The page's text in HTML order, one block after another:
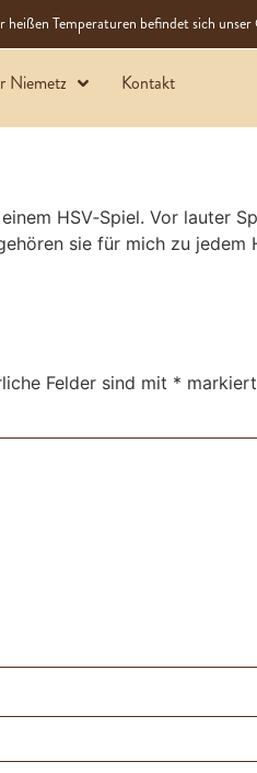
heißen Temperaturen befindet sich
Niemetz Kontakt
HSV‑Spiel. Vor lauter
sie für mich zu jedem
Felder sind mit * markiert